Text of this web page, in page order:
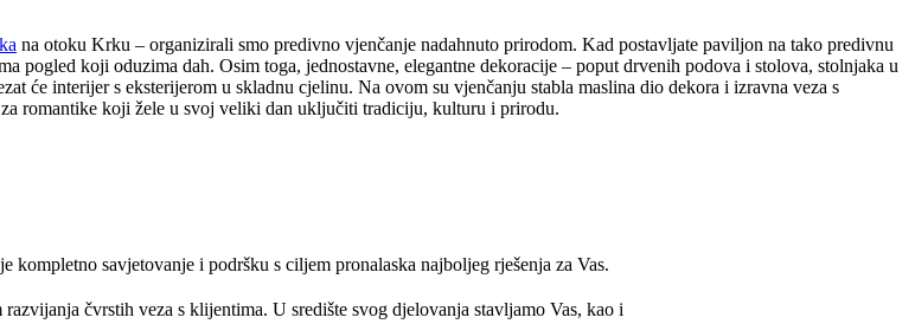
na otoku Krku – organizirali smo predivno vjenčanje nadahnuto prirodom. Kad postavljate paviljon na tako predivnu
pogled koji oduzima dah. Osim toga, jednostavne, elegantne dekoracije – poput drvenih podova i stolova, stolnjaka u
će interijer s eksterijerom u skladnu cjelinu. Na ovom su vjenčanju stabla maslina dio dekora i izravna veza s
za romantike koji žele u svoj veliki dan uključiti tradiciju, kulturu i prirodu.
kompletno savjetovanje i podršku s ciljem pronalaska najboljeg rješenja za Vas.
čvrstih veza s klijentima. U središte svog djelovanja stavljamo Vas, kao i